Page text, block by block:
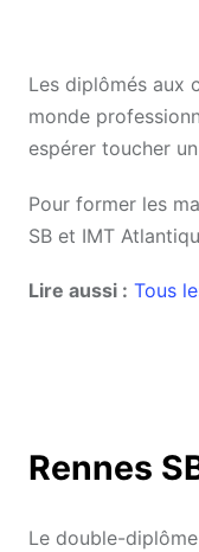
Les diplômés aux
monde
espérer toucher
Pour former les
SB et IMT
Lire aussi : Tous
Rennes
Le double-